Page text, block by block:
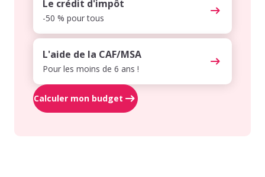
Le crédit d'impôt
-50 % pour tous
L'aide de la CAF/MSA
Pour les moins de 6 ans !
Calculer mon budget